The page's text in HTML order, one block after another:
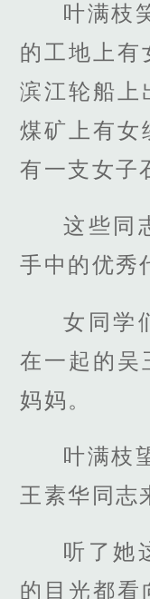
叶满枝
的工地上有
滨江轮船上
煤矿上有女
有一支女子
这些同
手中的优秀
女同学
在一起的吴
妈妈。
叶满枝
王素华同志
听了她
的目光都看